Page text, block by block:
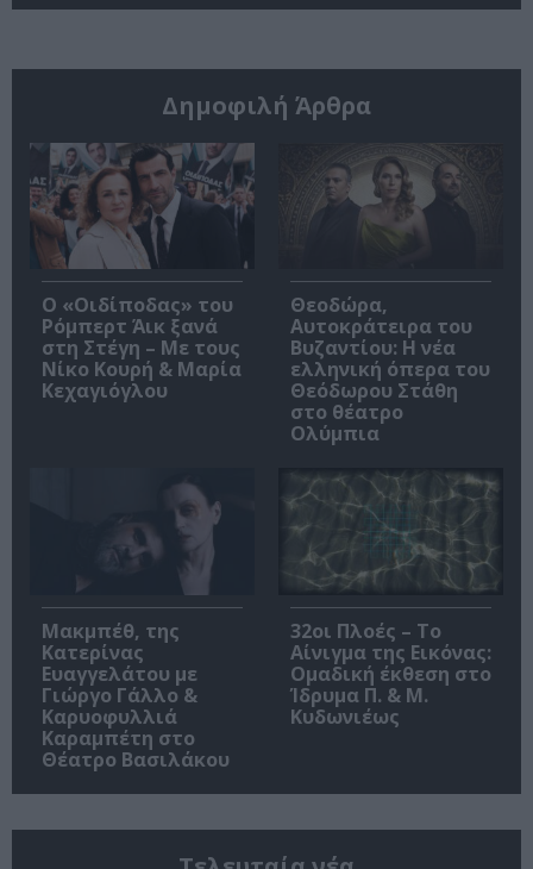
Δημοφιλή Άρθρα
O «Οιδίποδας» του
Ρόμπερτ Άικ ξανά
στη Στέγη – Με τους
Νίκο Κουρή & Μαρία
Κεχαγιόγλου
Θεοδώρα,
Αυτοκράτειρα του
Βυζαντίου: Η νέα
ελληνική όπερα του
Θεόδωρου Στάθη
στο θέατρο
Ολύμπια
Μακμπέθ, της
Κατερίνας
Ευαγγελάτου με
Γιώργο Γάλλο &
Καρυοφυλλιά
Καραμπέτη στο
Θέατρο Βασιλάκου
32οι Πλοές – Το
Αίνιγμα της Εικόνας:
Ομαδική έκθεση στο
Ίδρυμα Π. & Μ.
Κυδωνιέως